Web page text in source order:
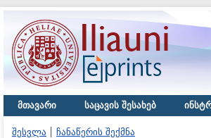
მთავარი საცავის შესახებ
შესვლა ჩანაწერის შექმნა